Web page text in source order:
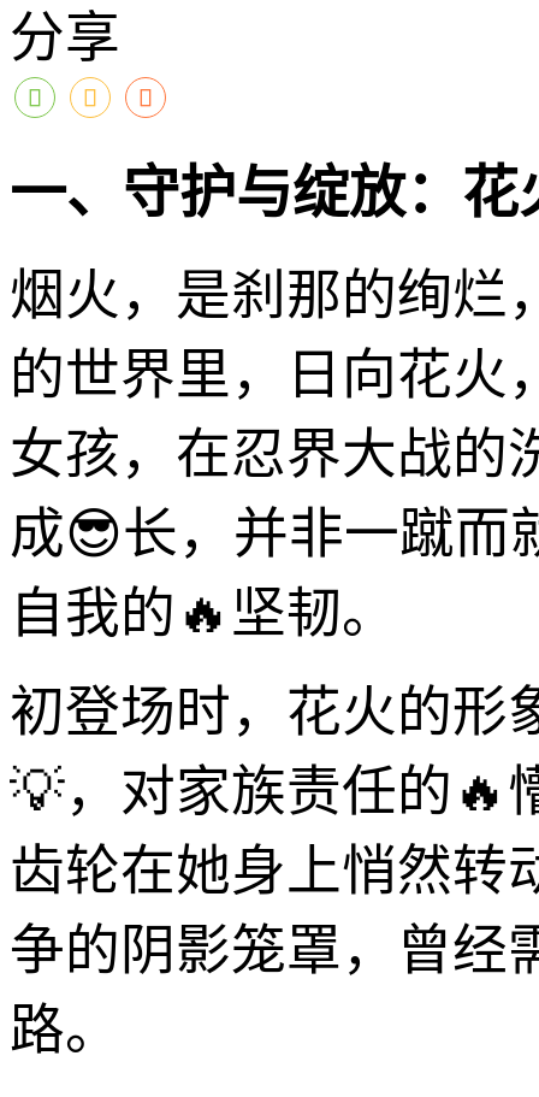
分享
一、守护与绽放：
烟火，是刹那的绚烂
的世界里，日向花火
女孩，在忍界大战的
成😎长，并非一蹴而
自我的🔥坚韧。
初登场时，花火的形
💡，对家族责任的🔥
齿轮在她身上悄然转
争的阴影笼罩，曾经
路。